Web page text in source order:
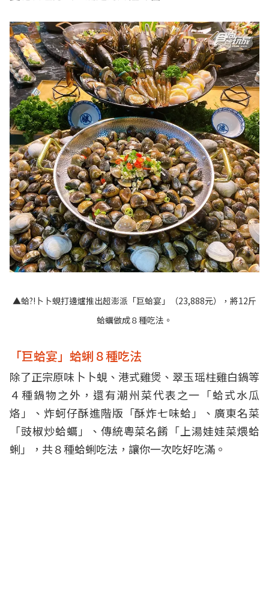
▲蛤?!卜卜蜆打邊爐推出超澎派「巨蛤宴」（23,888元），將12斤
蛤蠣做成８種吃法。
「巨蛤宴」蛤蜊８種吃法
除了正宗原味卜卜蜆、港式雞煲、翠玉瑶柱雞白鍋等
４種鍋物之外，還有潮州菜代表之一「蛤式水瓜
烙」、炸蚵仔酥進階版「酥炸七味蛤」、廣東名菜
「豉椒炒蛤蠣」、傳統粵菜名餚「上湯娃娃菜煨蛤
蜊」，共８種蛤蜊吃法，讓你一次吃好吃滿。